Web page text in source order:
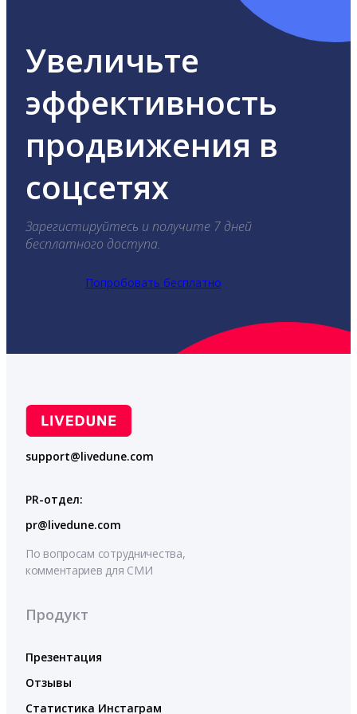
Увеличьте
эффективность
продвижения в
соцсетях
Зарегистируйтесь и получите 7 дней
бесплатного доступа.
Попробовать бесплатно
support@livedune.com
PR-отдел:
pr@livedune.com
По вопросам сотрудничества,
комментариев для СМИ
Продукт
Презентация
Отзывы
Статистика Инстаграм